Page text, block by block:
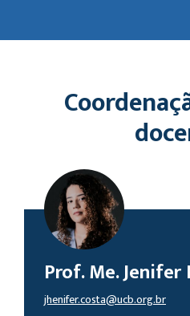
Prof. Me. Jenifer
jhenifer.costa@ucb.org.br